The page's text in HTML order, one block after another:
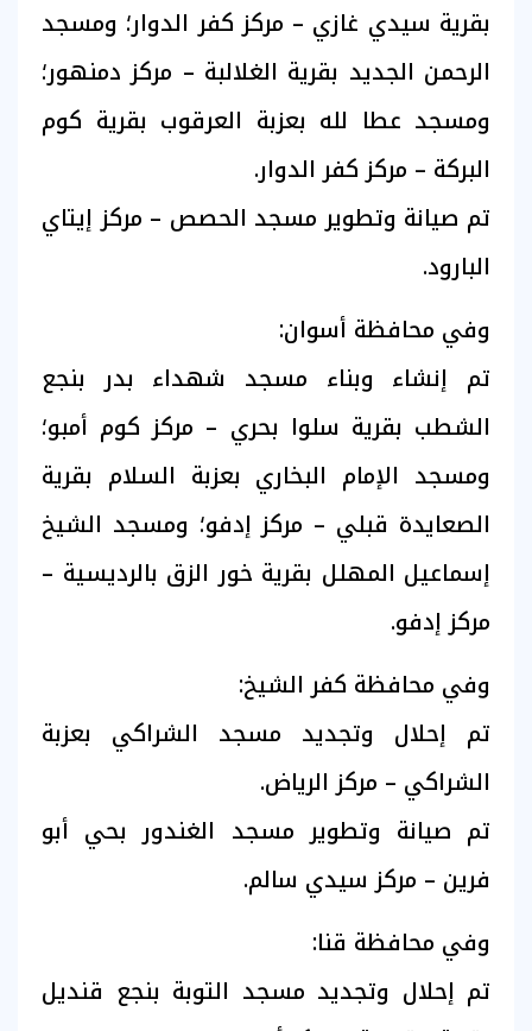
بقرية سيدي غازي – مركز كفر الدوار؛ ومسجد
الرحمن الجديد بقرية الغلالبة – مركز دمنهور؛
ومسجد عطا لله بعزبة العرقوب بقرية كوم
البركة – مركز كفر الدوار.
تم صيانة وتطوير مسجد الحصص – مركز إيتاي
البارود.
وفي محافظة أسوان:
تم إنشاء وبناء مسجد شهداء بدر بنجع
الشطب بقرية سلوا بحري – مركز كوم أمبو؛
ومسجد الإمام البخاري بعزبة السلام بقرية
الصعايدة قبلي – مركز إدفو؛ ومسجد الشيخ
إسماعيل المهلل بقرية خور الزق بالرديسية –
مركز إدفو.
وفي محافظة كفر الشيخ:
تم إحلال وتجديد مسجد الشراكي بعزبة
الشراكي – مركز الرياض.
تم صيانة وتطوير مسجد الغندور بحي أبو
فرين – مركز سيدي سالم.
وفي محافظة قنا:
تم إحلال وتجديد مسجد التوبة بنجع قنديل